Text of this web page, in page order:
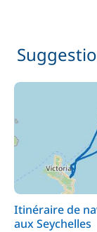
Itinéraire de
aux Seychelles